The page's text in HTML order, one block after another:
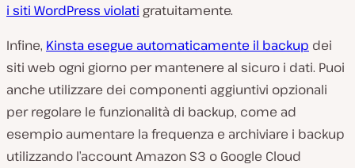
i siti WordPress violati gratuitamente.
Infine, Kinsta esegue automaticamente il backup dei
siti web ogni giorno per mantenere al sicuro i dati. Puoi
anche utilizzare dei componenti aggiuntivi opzionali
per regolare le funzionalità di backup, come ad
esempio aumentare la frequenza e archiviare i backup
utilizzando l’account Amazon S3 o Google Cloud